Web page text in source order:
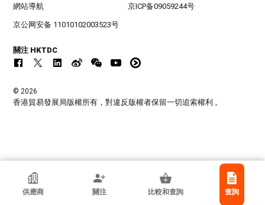
香港貿發局參展商
Guangzhou Eyki Watches Ltd.
供應商 關注 比較和查詢 查詢
網站導航 京ICP备09059244号
京公网安备 11010102003523号
關注 HKTDC
© 2026
香港貿易發展局版權所有，對違反版權者保留一切追索權利 。